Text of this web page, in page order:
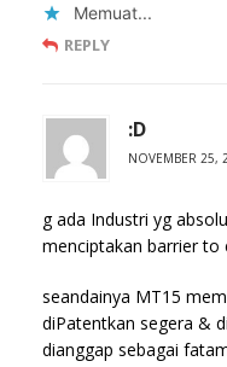
Memuat...
REPLY
:D
NOVEMBER 25,
g ada Industri yg
menciptakan barrier to
seandainya MT15
diPatentkan segera &
dianggap sebagai